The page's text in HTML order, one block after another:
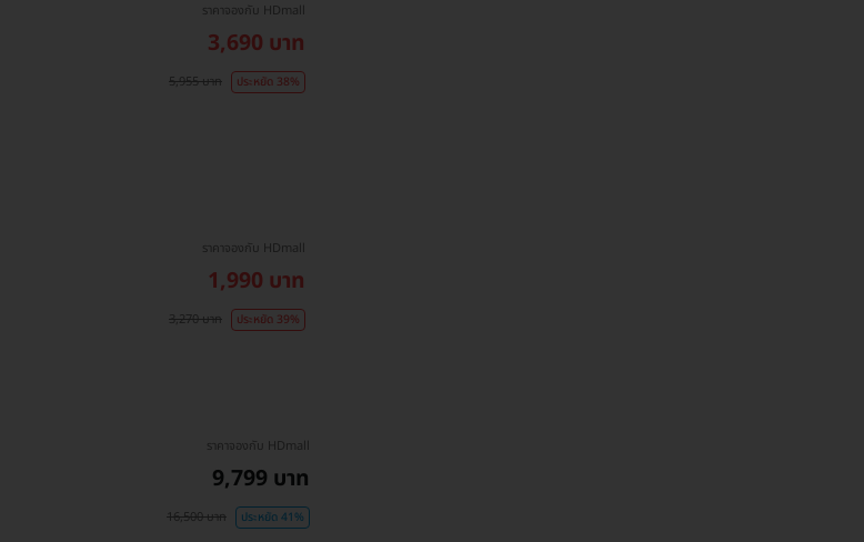
ราคาจองกับ HDmall
3,690 บาท
5,955 บาท ประหยัด 38%
ราคาจองกับ HDmall
1,990 บาท
3,270 บาท ประหยัด 39%
ราคาจองกับ HDmall
9,799 บาท
16,500 บาท ประหยัด 41%